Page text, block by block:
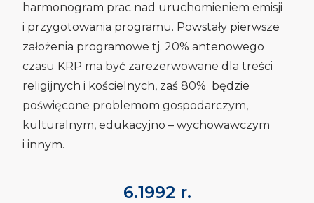
harmonogram prac nad uruchomieniem emisji
i przygotowania programu. Powstały pierwsze
założenia programowe tj. 20% antenowego
czasu KRP ma być zarezerwowane dla treści
religijnych i kościelnych, zaś 80% będzie
poświęcone problemom gospodarczym,
kulturalnym, edukacyjno – wychowawczym
i innym.
6.1992 r.